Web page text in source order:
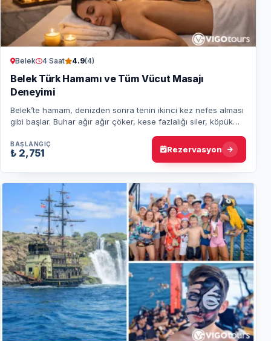
Belek 4 Saat 4.9(4)
Belek Türk Hamamı ve Tüm Vücut Masajı
Deneyimi
Belek’te hamam, denizden sonra tenin ikinci kez nefes alması
gibi başlar. Buhar ağır ağır çöker, kese fazlalığı siler, köpük
BAŞLANGIÇ
₺ 2,751 Rezervasyon